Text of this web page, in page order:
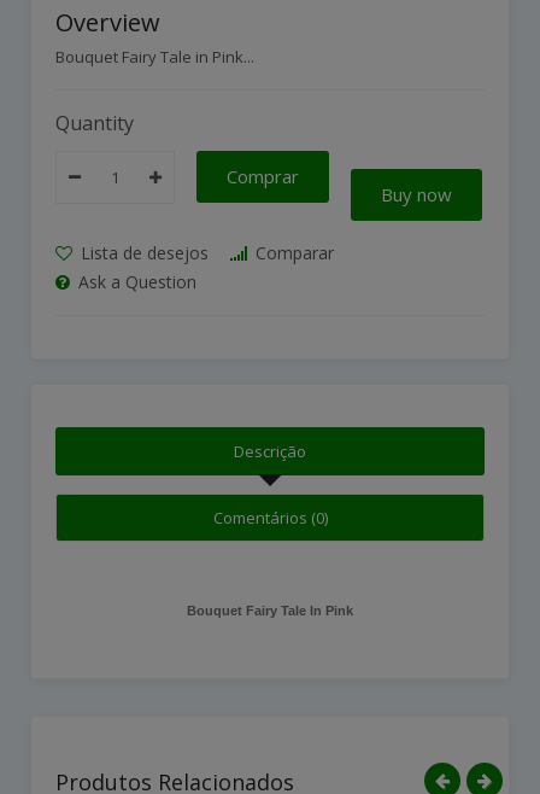
Overview
Bouquet Fairy Tale in Pink...
Quantity
Comprar
Buy now
Lista de desejos
Comparar
Ask a Question
Descrição
Comentários (0)
Bouquet Fairy Tale In Pink
Produtos Relacionados